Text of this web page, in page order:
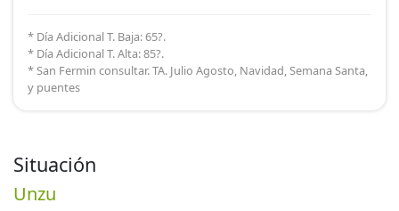
Situación
Unzu
* Día Adicional T. Baja: 65?.
* Día Adicional T. Alta: 85?.
* San Fermin consultar. TA. Julio Agosto, Navidad, Semana Santa,
y puentes